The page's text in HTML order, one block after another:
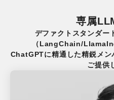
専属
デファクトスタンダー
（LangChain/
ChatGPTに精通した精鋭メン
ご提供